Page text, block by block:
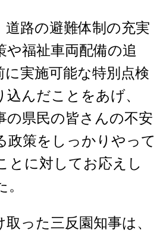
路の避難体制の充実
や福祉車両配備の追
に実施可能な特別点検
込んだことをあげ、
の県民の皆さんの不安
政策をしっかりやって
とに対してお応えし
った三反園知事は、